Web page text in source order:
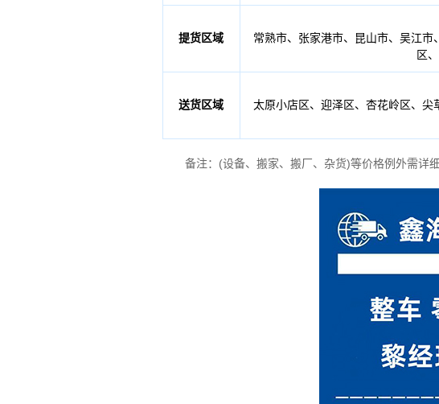
提货区域
常熟市、张家港市、昆山市、吴江
区
送货区域
太原小店区、迎泽区、杏花岭区、
备注：(设备、搬家、搬厂、杂货)等价格例外需详细